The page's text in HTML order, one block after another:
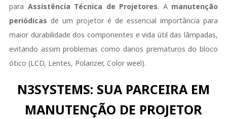
para Assistência Técnica de Projetores. A manutenção
periódicas de um projetor é de essencial importância para
maior durabilidade dos componentes e vida útil das lâmpadas,
evitando assim problemas como danos prematuros do bloco
ótico (LCD, Lentes, Polarizer, Color weel).
N3SYSTEMS: SUA PARCEIRA EM
MANUTENÇÃO DE PROJETOR